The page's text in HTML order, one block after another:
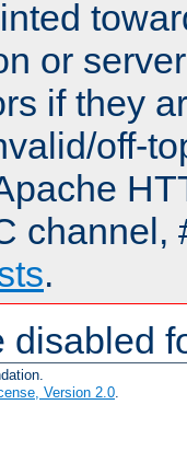
or
if they
off-
channel,
.
disabled
Version 2.0.